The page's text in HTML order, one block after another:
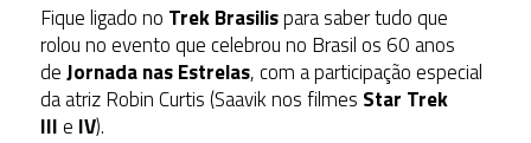
Fique ligado no Trek Brasilispara saber tudo que
rolou no evento que celebrou no Brasil os 60 anos
deJornada nas Estrelas, com a participação especial
da atriz Robin Curtis (Saavik nos filmes Star Trek
IIIe IV).